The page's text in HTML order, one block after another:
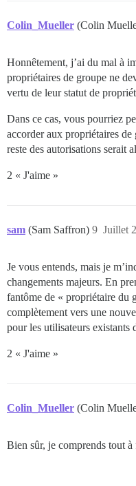
Colin_Mueller (Colin
Honnêtement, j’ai du mal à
propriétaires de groupe ne
vertu de leur statut de
Dans ce cas, vous pourriez
accorder aux propriétaires
reste des autorisations serait
2 « J'aime »
sam (Sam Saffron) Juillet
9
Je vous entends, mais je
changements majeurs. En
fantôme de « propriétaire du
complètement vers une
pour les utilisateurs existants
2 « J'aime »
Colin_Mueller (Colin
Bien sûr, je comprends tout